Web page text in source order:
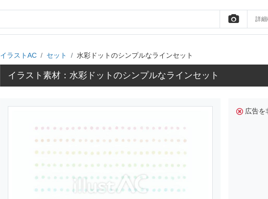
詳細
イラストAC セット 水彩ドットのシンプルなラインセット
イラスト素材：水彩ドットのシンプルなラインセット
広告を